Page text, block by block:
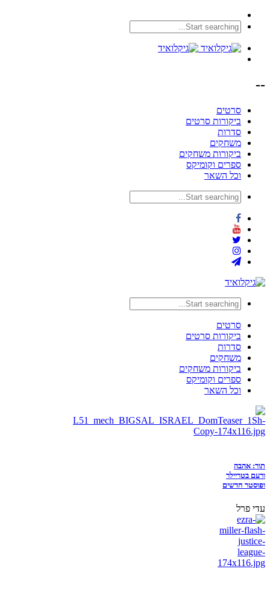
--
סרטים
ביקורות סרטים
סדרות
משחקים
ביקורות משחקים
ספרים וקומיקס
וכל השאר
סרטים
ביקורות סרטים
סדרות
משחקים
ביקורות משחקים
ספרים וקומיקס
וכל השאר
תור: אהבה
ורעם בטריילר
ופוסטר חדשים
עדי פרל